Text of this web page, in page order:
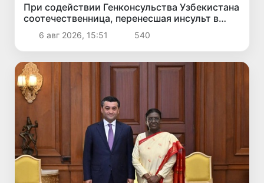
При содействии Генконсульства Узбекистана
соотечественница, перенесшая инсульт в
Алматы, вернулась на родину
6 авг 2026, 15:51 540